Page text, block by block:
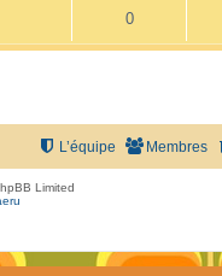
0
Membres
L’équipe
Limited